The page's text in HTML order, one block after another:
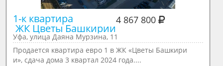
1-к квартира
ЖК Цветы Башкирии
4 867 800
Уфа, улица Даяна Мурзина, 11
Продается квартира евро 1 в ЖК «Цветы Башкири
и», сдача дома 3 квартал 2024 года....